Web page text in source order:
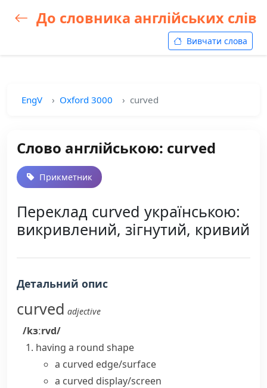
До словника англійських слів
Вивчати слова
EngV Oxford 3000 curved
Слово англійською: curved
Прикметник
Переклад curved українською:
викривлений, зігнутий, кривий
Детальний опис
curved adjective
/kɜːrvd/
having a round shape
a curved edge/surface
a curved display/screen